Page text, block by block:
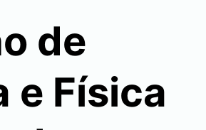
de
e Física